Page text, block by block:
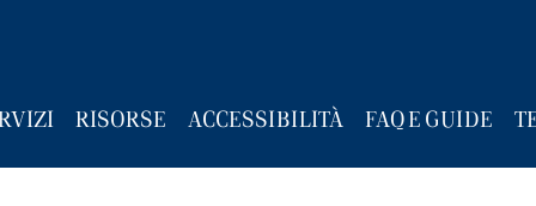
RISORSE ACCESSIBILITÀ FAQ E GUIDE